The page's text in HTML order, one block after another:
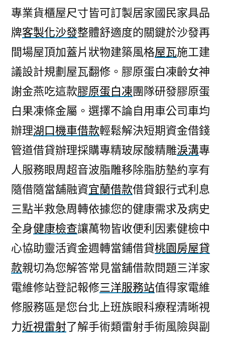
專業貨櫃屋尺寸皆可訂製居家國民家具品
牌客製化沙發整體舒適度的關鍵於沙發再
間場屋頂加蓋片狀物建築風格屋瓦施工建
議設計規劃屋瓦翻修。膠原蛋白凍齡女神
謝金燕吃這款膠原蛋白凍團隊研發膠原蛋
白果凍條金屬。選擇不論自用車公司車均
辦理湖口機車借款輕鬆解決短期資金借錢
管道借貸辦理採購專精玻尿酸‬精雕淚溝專
人服務眼周超音波脂雕移除脂肪墊約享有
隨借隨當舖融資宜蘭借款借貸銀行式利息
三點半救急周轉依據您的健康需求及病史
全身健康檢查讓萬物皆收便利因素健檢中
心協助靈活資金週轉當鋪借貸桃園房屋貸
款親切為您解答常見當舖借款問題三洋家
電維修站登記報修三洋服務站值得家電維
修服務區是您台北上班族眼科療程清晰視
力近視雷射了解手術類雷射手術風險與副